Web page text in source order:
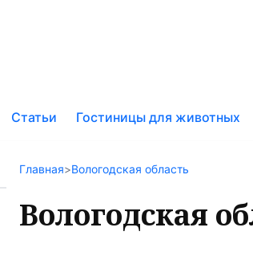
Статьи Гостиницы для животных
Главная>Вологодская область
Вологодская